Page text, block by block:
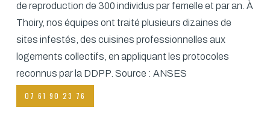
de reproduction de 300 individus par femelle et par an. À
Thoiry, nos équipes ont traité plusieurs dizaines de
sites infestés, des cuisines professionnelles aux
logements collectifs, en appliquant les protocoles
reconnus par la DDPP. Source : ANSES
07 61 90 23 76